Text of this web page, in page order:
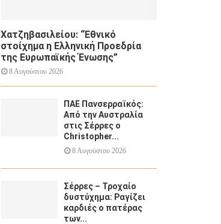
Χατζηβασιλείου: “Εθνικό
στοίχημα η Ελληνική Προεδρία
της Ευρωπαϊκής Ένωσης”
8 Αυγούστου 2026
ΠΑΕ Πανσερραϊκός:
Από την Αυστραλία
στις Σέρρες ο
Christopher...
8 Αυγούστου 2026
Σέρρες – Τροχαίο
δυστύχημα: Ραγίζει
καρδιές ο πατέρας
των...